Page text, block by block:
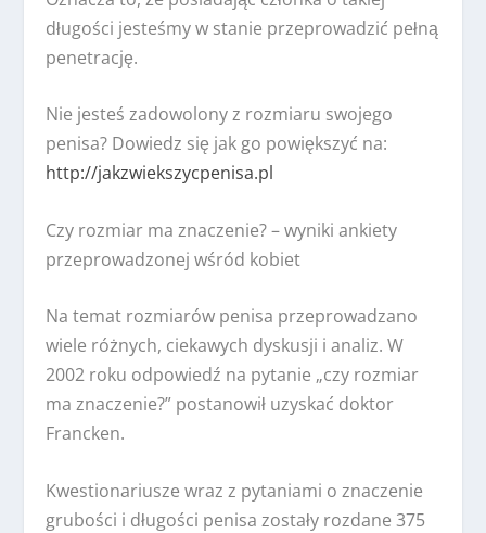
długości jesteśmy w stanie przeprowadzić pełną
penetrację.
Nie jesteś zadowolony z rozmiaru swojego
penisa? Dowiedz się jak go powiększyć na:
http://jakzwiekszycpenisa.pl
Czy rozmiar ma znaczenie? – wyniki ankiety
przeprowadzonej wśród kobiet
Na temat rozmiarów penisa przeprowadzano
wiele różnych, ciekawych dyskusji i analiz. W
2002 roku odpowiedź na pytanie „czy rozmiar
ma znaczenie?” postanowił uzyskać doktor
Francken.
Kwestionariusze wraz z pytaniami o znaczenie
grubości i długości penisa zostały rozdane 375